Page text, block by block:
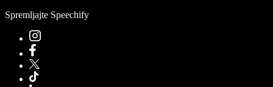
Spremljajte Speechify